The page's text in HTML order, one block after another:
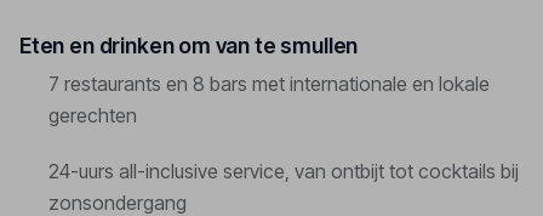
Eten en drinken om van te smullen
7 restaurants en 8 bars met internationale en lokale
gerechten
24-uurs all-inclusive service, van ontbijt tot cocktails bij
zonsondergang